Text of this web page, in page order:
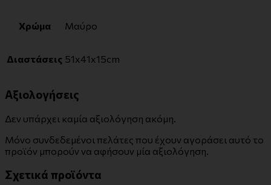
Χρώμα Μαύρο
Διαστάσεις 51x41x15cm
Αξιολογήσεις
Δεν υπάρχει καμία αξιολόγηση ακόμη.
Μόνο συνδεδεμένοι πελάτες που έχουν αγοράσει αυτό το
προϊόν μπορούν να αφήσουν μία αξιολόγηση.
Σχετικά προϊόντα